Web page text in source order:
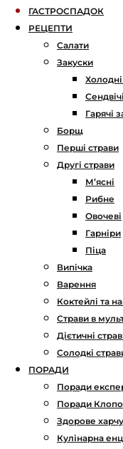
ГАСТРОСПАДОК
РЕЦЕПТИ
Салати
Закуски
Гарячі
Борщ
Перші страви
Другі страви
М’ясні
Рибне
Овочеві
Гарніри
Піца
Випічка
Варення
Коктейлі та
Страви в
Дієтичні
Солодкі
ПОРАДИ
Поради
Поради
Здорове
Кулінарна